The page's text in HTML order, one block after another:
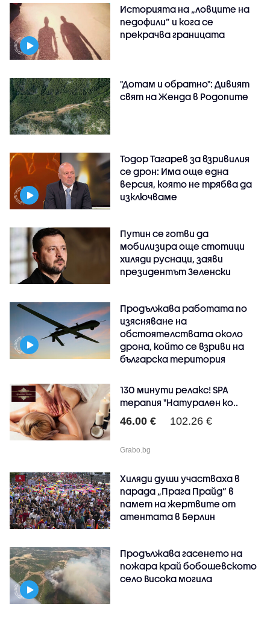
Историята на „ловците на
педофили” и кога се
прекрачва границата
"Дотам и обратно": Дивият
свят на Женда в Родопите
Тодор Тагарев за взривилия
се дрон: Има още една
версия, която не трябва да
изключваме
Путин се готви да
мобилизира още стотици
хиляди руснаци, заяви
президентът Зеленски
Продължава работата по
изясняване на
обстоятелствата около
дрона, който се взриви на
българска територия
130 минути релакс! SPA
терапия "Натурален ко..
46.00 € 102.26 €
Grabo.bg
Хиляди души участваха в
парада „Прага Прайд“ в
памет на жертвите от
атентата в Берлин
Продължава гасенето на
пожара край бобошевското
село Висока могила